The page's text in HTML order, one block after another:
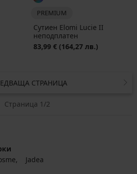
PREMIUM
Сутиен Elomi Lucie II
неподплатен
83,99 € (164,27 лв.)
СТРАНИЦА
Страница 1/2
Jadea